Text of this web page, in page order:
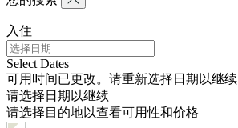
入住
Select Dates
可用时间已更改。请重新选择日期以继续
请选择日期以继续
请选择目的地以查看可用性和价格